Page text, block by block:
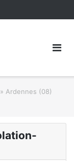
» Ardennes (08)